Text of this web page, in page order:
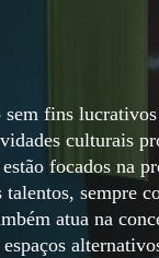
fins
culturais
focados na
talentos, sempre
atua na